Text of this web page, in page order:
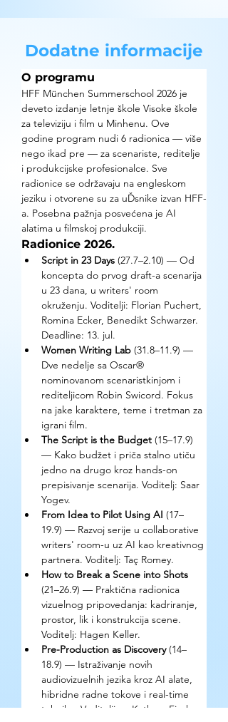
Dodatne informacije
O programu
HFF München Summerschool 2026 je
deveto izdanje letnje škole Visoke škole
za televiziju i film u Minhenu. Ove
godine program nudi 6 radionica — više
nego ikad pre — za scenariste, reditelje
i produkcijske profesionalce. Sve
radionice se održavaju na engleskom
jeziku i otvorene su za uĎsnike izvan HFF-
a. Posebna pažnja posvećena je AI
alatima u filmskoj produkciji.
Radionice 2026.
Script in 23 Days (27.7–2.10) — Od
koncepta do prvog draft-a scenarija
u 23 dana, u writers' room
okruženju. Voditelji: Florian Puchert,
Romina Ecker, Benedikt Schwarzer.
Deadline: 13. jul.
Women Writing Lab (31.8–11.9) —
Dve nedelje sa Oscar®
nominovanom scenaristkinjom i
rediteljicom Robin Swicord. Fokus
na jake karaktere, teme i tretman za
igrani film.
The Script is the Budget (15–17.9)
— Kako budžet i priča stalno utiču
jedno na drugo kroz hands-on
prepisivanje scenarija. Voditelj: Saar
Yogev.
From Idea to Pilot Using AI (17–
19.9) — Razvoj serije u collaborative
writers' room-u uz AI kao kreativnog
partnera. Voditelj: Taç Romey.
How to Break a Scene into Shots
(21–26.9) — Praktična radionica
vizuelnog pripovedanja: kadriranje,
prostor, lik i konstrukcija scene.
Voditelj: Hagen Keller.
Pre-Production as Discovery (14–
18.9) — Istraživanje novih
audiovizuelnih jezika kroz AI alate,
hibridne radne tokove i real-time
tehnike. Voditeljice: Kathryn Fischer,